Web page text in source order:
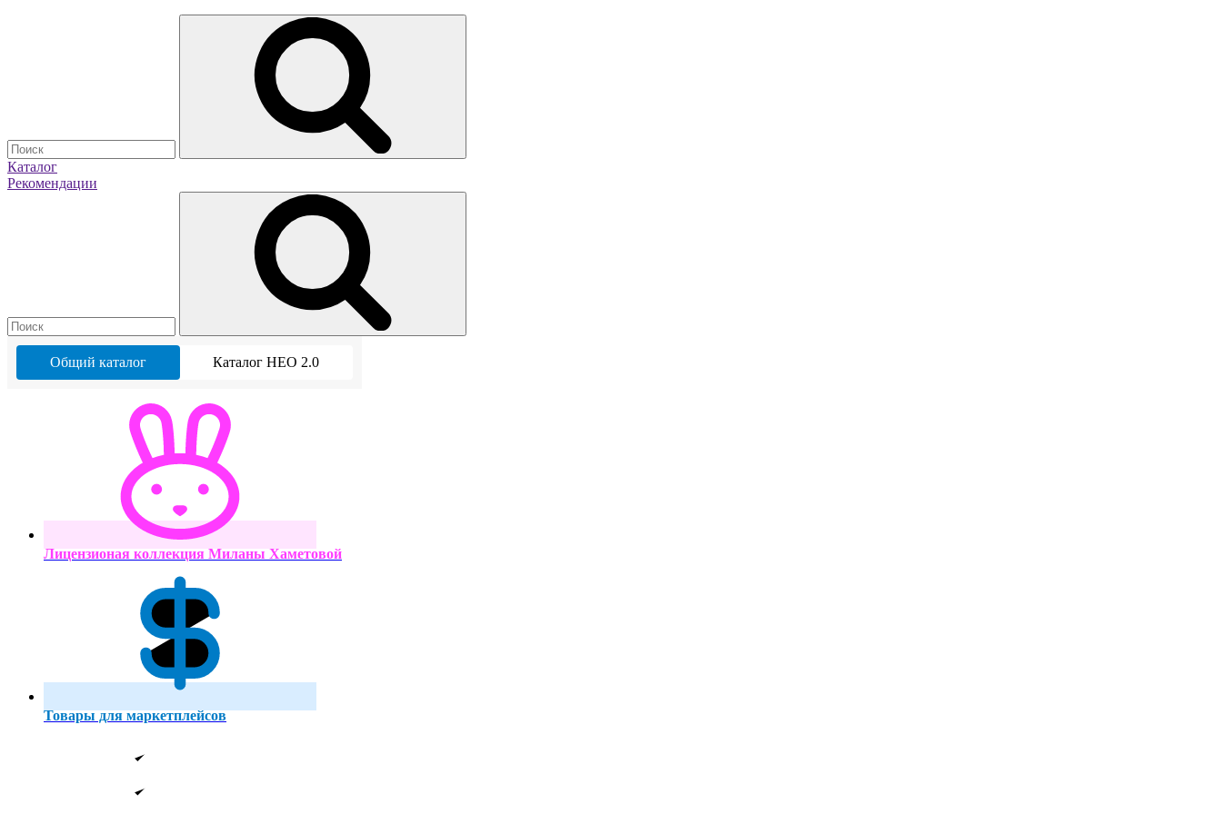
Каталог
Рекомендации
Общий каталог Каталог НЕО 2.0
Лицензионая коллекция Миланы Хаметовой
Товары для маркетплейсов